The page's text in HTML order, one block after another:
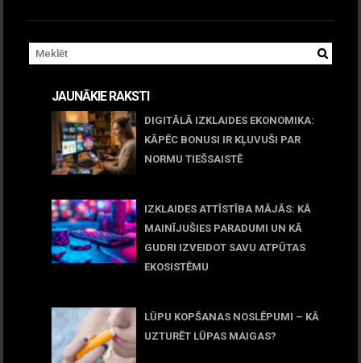
JAUNĀKIE RAKSTI
DIGITĀLĀ IZKLAIDES EKONOMIKA:
KĀPĒC BONUSI IR KĻUVUŠI PAR
NORMU TIEŠSAISTĒ
IZKLAIDES ATTĪSTĪBA MĀJĀS: KĀ
MAINĪJUŠIES PARADUMI UN KĀ
GUDRI IZVEIDOT SAVU ATPŪTAS
EKOSISTĒMU
LŪPU KOPŠANAS NOSLĒPUMI – KĀ
UZTURĒT LŪPAS MAIGAS?